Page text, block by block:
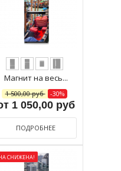
Магнит на весь...
1 500,00 руб -30%
1 050,00 руб
ПОДРОБНЕЕ
СНИЖЕНА!